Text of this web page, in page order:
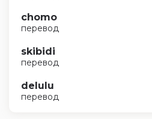
chomo
перевод
skibidi
перевод
delulu
перевод